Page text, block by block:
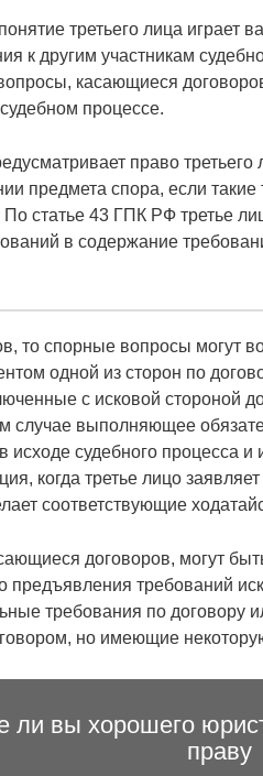
третьего лица играет
к другим участникам
касающиеся
процессе.
право третьего
предмета спора, если
По статье 43 ГПК РФ третье
в содержание
то спорные вопросы могут
одной из сторон по
с исковой стороной
случае выполняющее
исходе судебного процесса и
когда третье лицо
соответствующие
договоров, могут
предъявления требований
требования по договору
но имеющие
ли вы хорошего
праву